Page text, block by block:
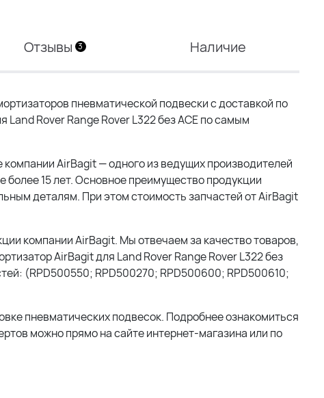
Отзывы 3 Наличие
пневматической подвески с доставкой по
Rover Range Rover L322 без ACE по самым
AirBagit — одного из ведущих производителей
15 лет. Основное преимущество продукции
деталям. При этом стоимость запчастей от AirBagit
компании AirBagit. Мы отвечаем за качество товаров,
AirBagit для Land Rover Range Rover L322 без
(RPD500550; RPD500270; RPD500600; RPD500610;
пневматических подвесок. Подробнее ознакомиться
можно прямо на сайте интернет-магазина или по